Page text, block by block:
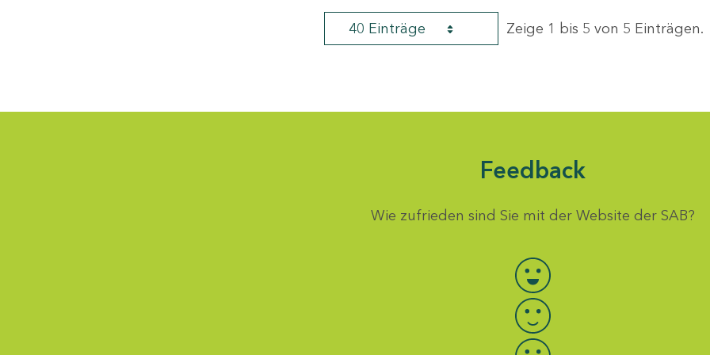
40 Einträge Zeige 1 bis 5 von 5 Einträgen.
Feedback
Wie zufrieden sind Sie mit der Website der SAB?
Bewertung auswählen